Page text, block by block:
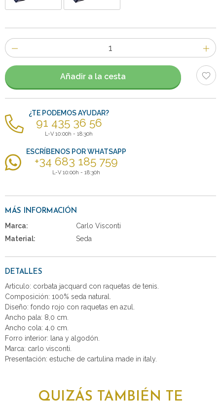
Número
de
artículos
Añadir a la cesta
¿TE PODEMOS AYUDAR?
91 435 36 56
L-V 10:00h - 18:30h
ESCRÍBENOS POR WHATSAPP
+34 683 185 759
L-V 10:00h - 18:30h
MÁS INFORMACIÓN
Marca:
Carlo Visconti
Material:
Seda
DETALLES
Articulo: corbata jacquard con raquetas de tenis.
Composición: 100% seda natural.
Diseño: fondo rojo con raquetas en azul.
Ancho pala: 8,0 cm.
Ancho cola: 4,0 cm.
Forro interior: lana y algodón.
Marca: carlo visconti.
Presentación: estuche de cartulina made in italy.
QUIZÁS TAMBIÉN TE